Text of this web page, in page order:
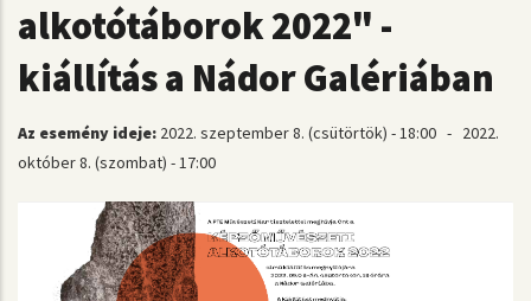
alkotótáborok 2022" -
kiállítás a Nádor Galériában
Az esemény ideje: 2022. szeptember 8. (csütörtök) - 18:00 - 2022.
október 8. (szombat) - 17:00